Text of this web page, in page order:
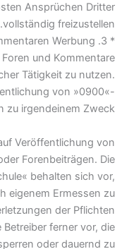
Ansprüchen Dritter
vollständig freizustellen.
Werbung
und Kommentare
Tätigkeit zu nutzen.
von »0900«-
zu irgendeinem Zweck.
Veröffentlichung von
Forenbeiträgen. Die
behalten sich vor,
eigenem Ermessen zu
der Pflichten
ferner vor, die
oder dauernd zu